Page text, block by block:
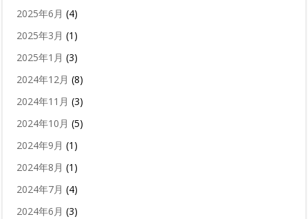
2025年6月 (4)
2025年3月 (1)
2025年1月 (3)
2024年12月 (8)
2024年11月 (3)
2024年10月 (5)
2024年9月 (1)
2024年8月 (1)
2024年7月 (4)
2024年6月 (3)